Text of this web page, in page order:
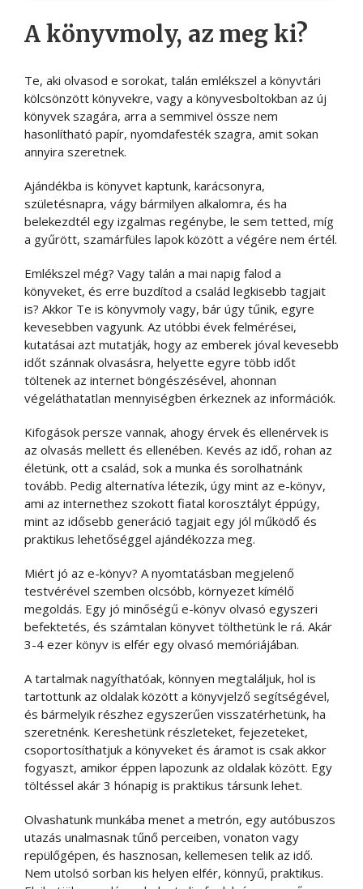
A könyvmoly, az meg ki?
Te, aki olvasod e sorokat, talán emlékszel a könyvtári
kölcsönzött könyvekre, vagy a könyvesboltokban az új
könyvek szagára, arra a semmivel össze nem
hasonlítható papír, nyomdafesték szagra, amit sokan
annyira szeretnek.
Ajándékba is könyvet kaptunk, karácsonyra,
születésnapra, vágy bármilyen alkalomra, és ha
belekezdtél egy izgalmas regénybe, le sem tetted, míg
a gyűrött, szamárfüles lapok között a végére nem értél.
Emlékszel még? Vagy talán a mai napig falod a
könyveket, és erre buzdítod a család legkisebb tagjait
is? Akkor Te is könyvmoly vagy, bár úgy tűnik, egyre
kevesebben vagyunk. Az utóbbi évek felmérései,
kutatásai azt mutatják, hogy az emberek jóval kevesebb
időt szánnak olvasásra, helyette egyre több időt
töltenek az internet böngészésével, ahonnan
végeláthatatlan mennyiségben érkeznek az információk.
Kifogások persze vannak, ahogy érvek és ellenérvek is
az olvasás mellett és ellenében. Kevés az idő, rohan az
életünk, ott a család, sok a munka és sorolhatnánk
tovább. Pedig alternatíva létezik, úgy mint az e-könyv,
ami az internethez szokott fiatal korosztályt éppúgy,
mint az idősebb generáció tagjait egy jól működő és
praktikus lehetőséggel ajándékozza meg.
Miért jó az e-könyv? A nyomtatásban megjelenő
testvérével szemben olcsóbb, környezet kímélő
megoldás. Egy jó minőségű e-könyv olvasó egyszeri
befektetés, és számtalan könyvet tölthetünk le rá. Akár
3-4 ezer könyv is elfér egy olvasó memóriájában.
A tartalmak nagyíthatóak, könnyen megtaláljuk, hol is
tartottunk az oldalak között a könyvjelző segítségével,
és bármelyik részhez egyszerűen visszatérhetünk, ha
szeretnénk. Kereshetünk részleteket, fejezeteket,
csoportosíthatjuk a könyveket és áramot is csak akkor
fogyaszt, amikor éppen lapozunk az oldalak között. Egy
töltéssel akár 3 hónapig is praktikus társunk lehet.
Olvashatunk munkába menet a metrón, egy autóbuszos
utazás unalmasnak tűnő perceiben, vonaton vagy
repülőgépen, és hasznosan, kellemesen telik az idő.
Nem utolsó sorban kis helyen elfér, könnyű, praktikus.